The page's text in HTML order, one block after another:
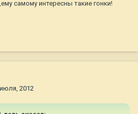
самому интересны такие гонки!
2012